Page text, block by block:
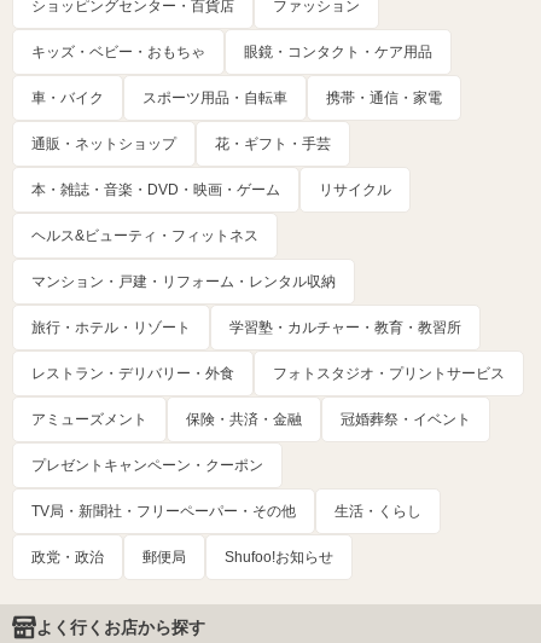
ショッピングセンター・百貨店 ファッション
キッズ・ベビー・おもちゃ 眼鏡・コンタクト・ケア用品
車・バイク スポーツ用品・自転車 携帯・通信・家電
通販・ネットショップ 花・ギフト・手芸
本・雑誌・音楽・DVD・映画・ゲーム リサイクル
ヘルス&ビューティ・フィットネス
マンション・戸建・リフォーム・レンタル収納
旅行・ホテル・リゾート 学習塾・カルチャー・教育・教習所
レストラン・デリバリー・外食 フォトスタジオ・プリントサービス
アミューズメント 保険・共済・金融 冠婚葬祭・イベント
プレゼントキャンペーン・クーポン
TV局・新聞社・フリーペーパー・その他 生活・くらし
政党・政治 郵便局 Shufoo!お知らせ
よく行くお店から探す